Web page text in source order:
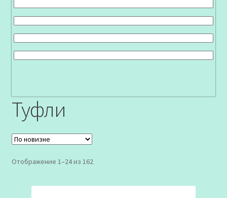
Туфли
Отображение 1–24 из 162Сортировка: